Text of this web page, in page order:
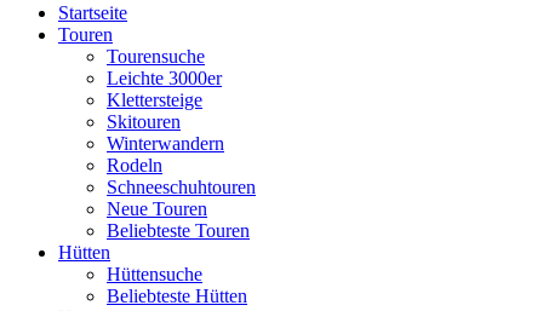
Startseite
Touren
Tourensuche
Leichte 3000er
Klettersteige
Skitouren
Winterwandern
Rodeln
Schneeschuhtouren
Neue Touren
Beliebteste Touren
Hütten
Hüttensuche
Beliebteste Hütten